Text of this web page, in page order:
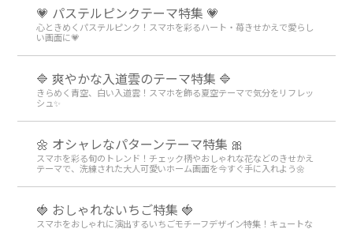
💗 パステルピンクテーマ特集 💗
心ときめくパステルピンク！スマホを彩るハート・苺きせかえで愛らし
い画面に💗
🔷 爽やかな入道雲のテーマ特集 🔷
きらめく青空、白い入道雲！スマホを飾る夏空テーマで気分をリフレッ
シュ✨
🌼 オシャレなパターンテーマ特集 🎀
スマホを彩る旬のトレンド！チェック柄やおしゃれな花などのきせかえ
テーマで、洗練された大人可愛いホーム画面を今すぐ手に入れよう🌼
🍓 おしゃれないちご特集 🍓
スマホをおしゃれに演出するいちごモチーフデザイン特集！キュートな